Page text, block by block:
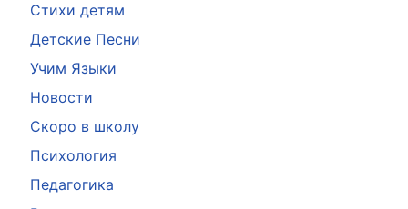
Стихи детям
Детские Песни
Учим Языки
Новости
Скоро в школу
Психология
Педагогика